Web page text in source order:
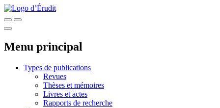
Menu principal
Types de publications
Revues
Thèses et mémoires
Livres et actes
Rapports de recherche